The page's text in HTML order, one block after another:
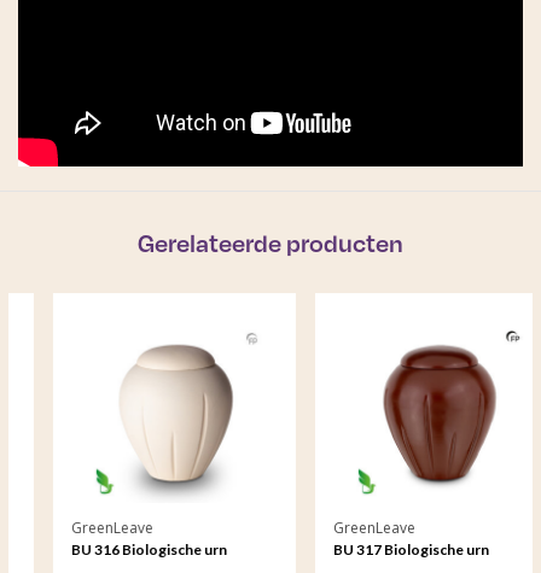
Gerelateerde producten
GreenLeave
BU 316 Biologische urn
GreenLeave
BU 317 Biologische urn